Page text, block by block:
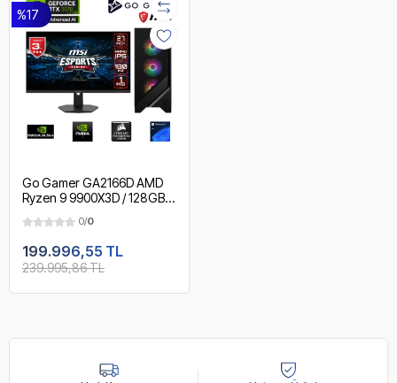
%17
Go Gamer GA2166D AMD
Ryzen 9 9900X3D / 128GB
m.2 SSD / RTX 5070 12GB /
240mm Sıvı Soğutma / MSI
27" 180Hz. / AMD Gaming
Paket
0/0
199.996,55 TL
239.995,86 TL